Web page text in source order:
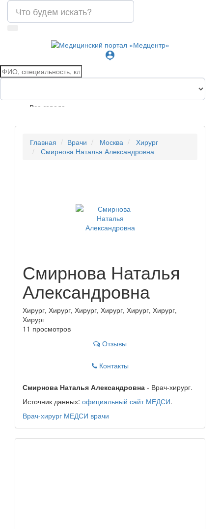
person_pin
Все города
Главная Врачи Москва
Хирург
Смирнова Наталья Александровна
Смирнова Наталья
Александровна
Хирург, Хирург, Хирург, Хирург, Хирург, Хирург,
Хирург
11 просмотров
Отзывы
Контакты
Смирнова Наталья Александровна - Врач-хирург.
Источник данных: официальный сайт МЕДСИ.
Врач-хирург МЕДСИ врачи